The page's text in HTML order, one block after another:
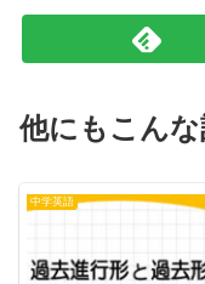
他にもこん
中学英語